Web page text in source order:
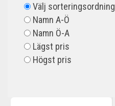
Välj sorteringsordning
Namn A-Ö
Namn Ö-A
Lägst pris
Högst pris